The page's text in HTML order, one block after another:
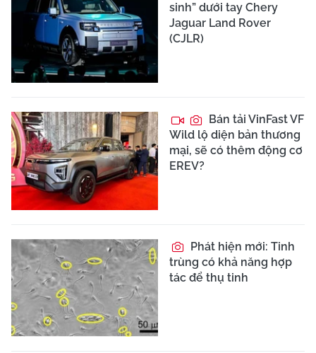
sinh” dưới tay Chery
Jaguar Land Rover
(CJLR)
Bán tải VinFast VF
Wild lộ diện bản thương
mại, sẽ có thêm động cơ
EREV?
Phát hiện mới: Tinh
trùng có khả năng hợp
tác để thụ tinh